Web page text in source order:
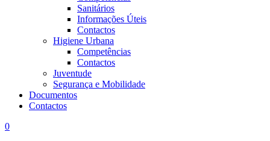
Sanitários
Informações Úteis
Contactos
Higiene Urbana
Competências
Contactos
Juventude
Segurança e Mobilidade
Documentos
Contactos
0